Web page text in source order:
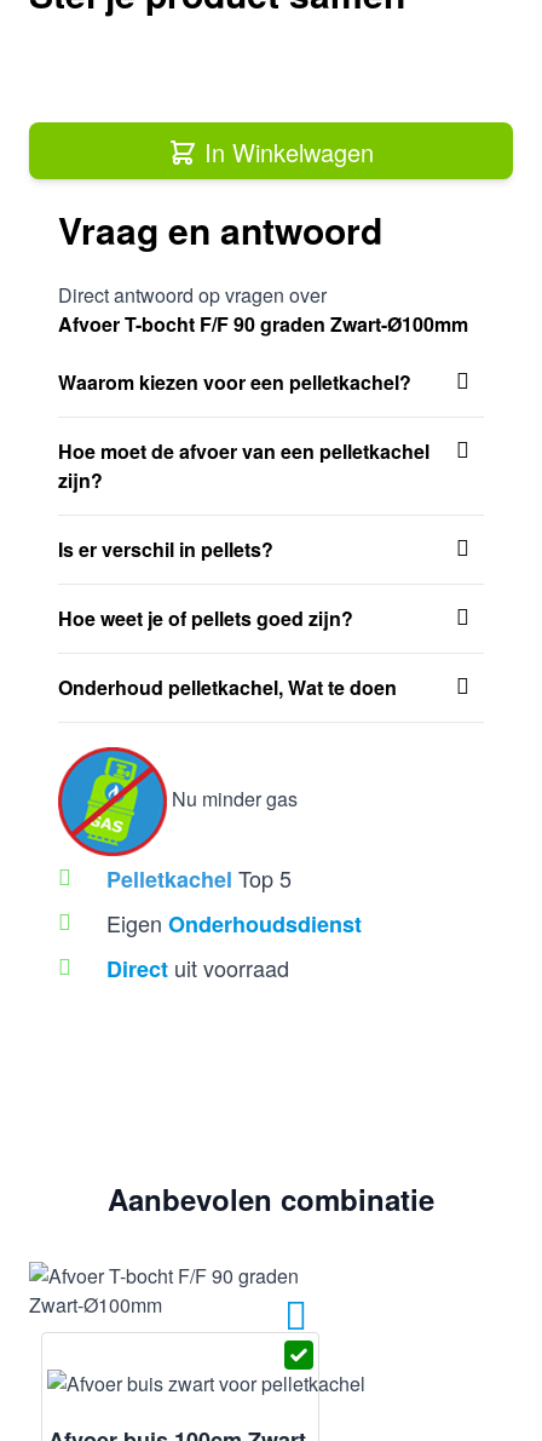
In Winkelwagen
Vraag en antwoord
Direct antwoord op vragen over
Afvoer T-bocht F/F 90 graden Zwart-Ø100mm
Waarom kiezen voor een pelletkachel?
Hoe moet de afvoer van een pelletkachel
zijn?
Is er verschil in pellets?
Hoe weet je of pellets goed zijn?
Onderhoud pelletkachel, Wat te doen
Nu minder gas
Pelletkachel Top 5
Eigen Onderhoudsdienst
Direct uit voorraad
Aanbevolen combinatie